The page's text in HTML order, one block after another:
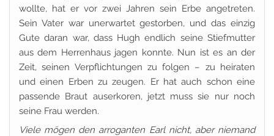
wollte, hat er vor zwei Jahren sein Erbe angetreten.
Sein Vater war unerwartet gestorben, und das einzig
Gute daran war, dass Hugh endlich seine Stiefmutter
aus dem Herrenhaus jagen konnte. Nun ist es an der
Zeit, seinen Verpflichtungen zu folgen – zu heiraten
und einen Erben zu zeugen. Er hat auch schon eine
passende Braut auserkoren, jetzt muss sie nur noch
seine Frau werden.
Viele mögen den arroganten Earl nicht, aber niemand